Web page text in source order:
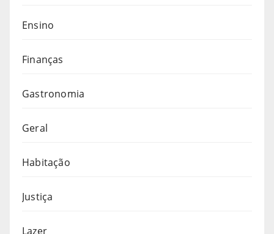
Ensino
Finanças
Gastronomia
Geral
Habitação
Justiça
Lazer